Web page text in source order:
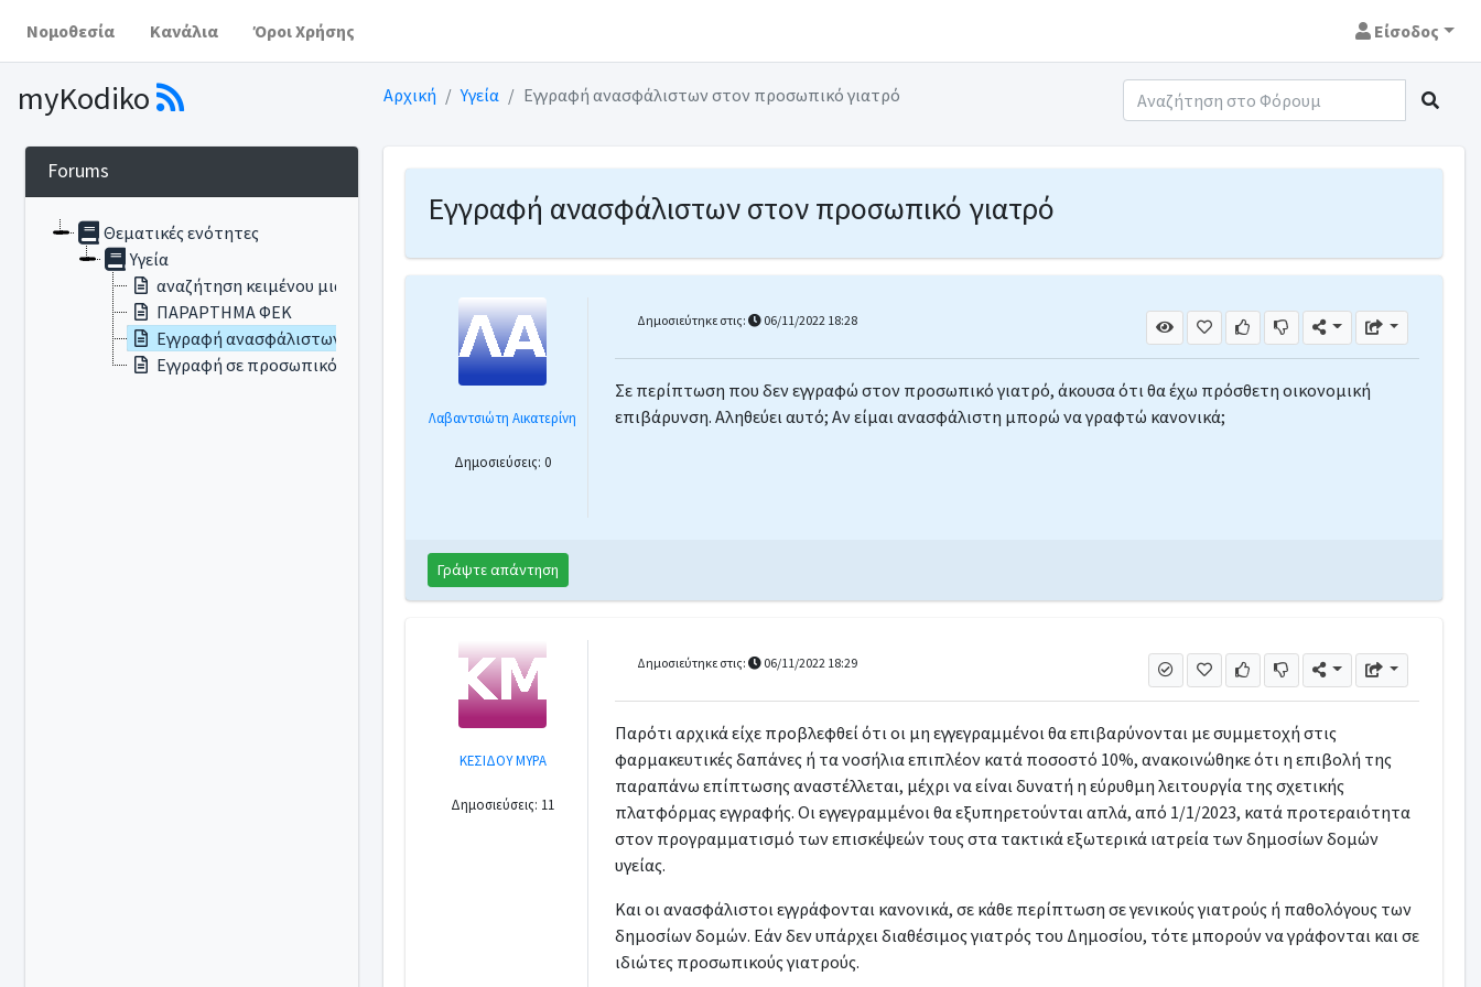
Νομοθεσία Κανάλια Όροι Χρήσης Είσοδος
myKodiko Αρχική Υγεία Εγγραφή ανασφάλιστων στον προσωπικό γιατρό
Forums
Θεματικές ενότητες
Υγεία
αναζήτηση κειμένου μιας εγκυκλίου
ΠΑΡΑΡΤΗΜΑ ΦΕΚ
Εγγραφή ανασφάλιστων στον προσωπικό γιατρό
Εγγραφή σε προσωπικό ιατρό
Εγγραφή ανασφάλιστων στον προσωπικό γιατρό
Λαβαντσιώτη Αικατερίνη
Δημοσιεύσεις: 0
Δημοσιεύτηκε στις: 06/11/2022 18:28
Σε περίπτωση που δεν εγγραφώ στον προσωπικό γιατρό, άκουσα ότι θα έχω πρόσθετη οικονομική
επιβάρυνση. Αληθεύει αυτό; Αν είμαι ανασφάλιστη μπορώ να γραφτώ κανονικά;
Γράψτε απάντηση
ΚΕΣΙΔΟΥ ΜΥΡΑ
Δημοσιεύσεις: 11
Δημοσιεύτηκε στις: 06/11/2022 18:29
Παρότι αρχικά είχε προβλεφθεί ότι οι μη εγγεγραμμένοι θα επιβαρύνονται με συμμετοχή στις
φαρμακευτικές δαπάνες ή τα νοσήλια επιπλέον κατά ποσοστό 10%, ανακοινώθηκε ότι η επιβολή της
παραπάνω επίπτωσης αναστέλλεται, μέχρι να είναι δυνατή η εύρυθμη λειτουργία της σχετικής
πλατφόρμας εγγραφής. Οι εγγεγραμμένοι θα εξυπηρετούνται απλά, από 1/1/2023, κατά προτεραιότητα
στον προγραμματισμό των επισκέψεών τους στα τακτικά εξωτερικά ιατρεία των δημοσίων δομών
υγείας.
Και οι ανασφάλιστοι εγγράφονται κανονικά, σε κάθε περίπτωση σε γενικούς γιατρούς ή παθολόγους των
δημοσίων δομών. Εάν δεν υπάρχει διαθέσιμος γιατρός του Δημοσίου, τότε μπορούν να γράφονται και σε
ιδιώτες προσωπικούς γιατρούς.